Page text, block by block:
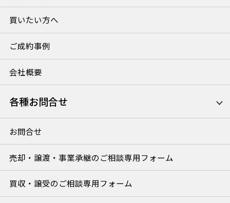
買いたい方へ
ご成約事例
会社概要
各種お問合せ
お問合せ
売却・譲渡・事業承継のご相談専用フォーム
買収・譲受のご相談専用フォーム